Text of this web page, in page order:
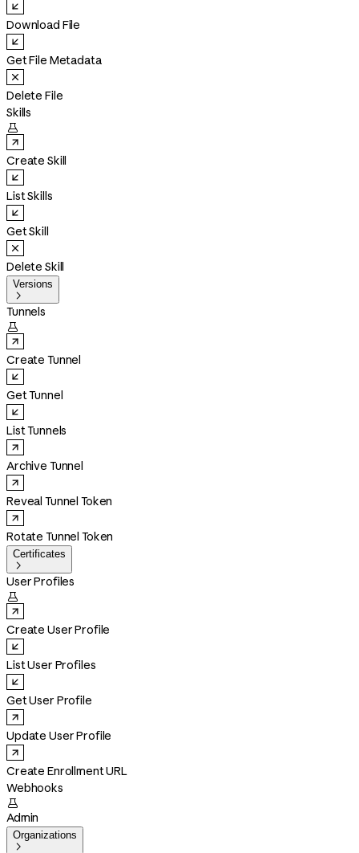
Download File
Get File Metadata
Delete File
Skills

Create Skill
List Skills
Get Skill
Delete Skill
Versions

Tunnels

Create Tunnel
Get Tunnel
List Tunnels
Archive Tunnel
Reveal Tunnel Token
Rotate Tunnel Token
Certificates

User Profiles

Create User Profile
List User Profiles
Get User Profile
Update User Profile
Create Enrollment URL
Webhooks

Admin
Organizations
